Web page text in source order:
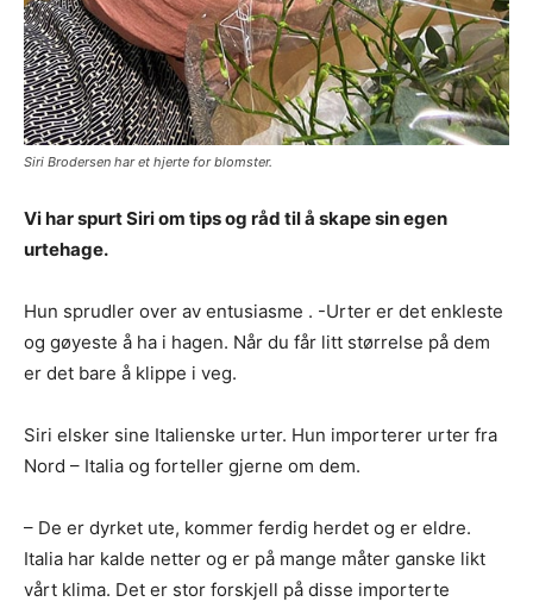
Siri Brodersen har et hjerte for blomster.
Vi har spurt Siri om tips og råd til å skape sin egen
urtehage.
Hun sprudler over av entusiasme . -Urter er det enkleste
og gøyeste å ha i hagen. Når du får litt størrelse på dem
er det bare å klippe i veg.
Siri elsker sine Italienske urter. Hun importerer urter fra
Nord – Italia og forteller gjerne om dem.
– De er dyrket ute, kommer ferdig herdet og er eldre.
Italia har kalde netter og er på mange måter ganske likt
vårt klima. Det er stor forskjell på disse importerte